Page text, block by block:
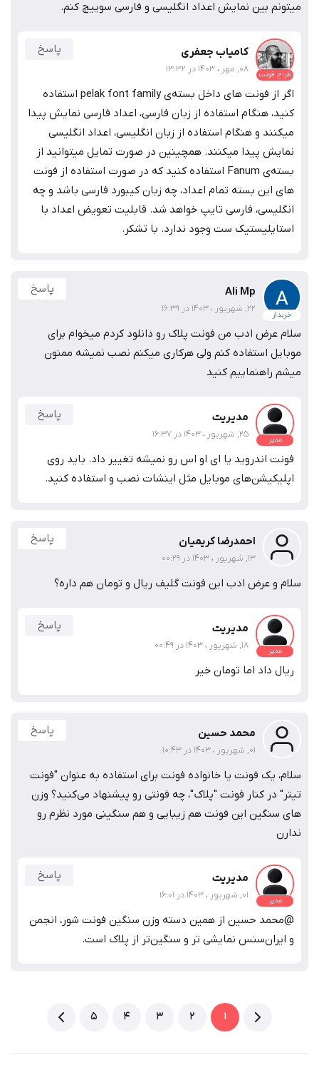
میتونم بین نمایش اعداد انگلیسی و فارسی سوییچ کنم.
طراح فونت
کامیاب جعفری
08, مهر ، 1403 در 13:32
پاسخ
اگر از فونت های داخل بسته‌ی pelak font family استفاده
کنید، هنگام استفاده از زبان فارسی، اعداد فارسی نمایش پیدا
میکنند و هنگام استفاده از زبان انگلیسی، اعداد انگلیسی
نمایش پیدا میکنند. همچینین در صورت تمایل میتوانید از
بسته‌ی Fanum استفاده کنید که در صورت استفاده از فونت
های این بسته تمام اعداد، چه زبان کیبورد فارسی باشد و چه
انگلیسی، فارسی تایپ خواهد شد. قابلیت تعویض اعداد با
استایلیستیک ست وجود ندارد. با تشکر.
خریدار
Ali Mp
22, شهریور ، 1403 در 16:39
پاسخ
سلام عرض ادب من فونت پلاک رو دانلود کردم میخوام برای
موبایل استفاده کنم ولی هرکاری میکنم نصب نمیشه ممنون
میشم راهنماییم کنید
مدیر
مدیریت
25, شهریور ، 1403 در 16:37
پاسخ
فونت اندروید یا ای او اس رو نمیشه تغییر داد. باید روی
اپلیکیشن‌های موبایل مثل اینشات نصب و استفاده کنید.
احمدرضا کریمیان
13, شهریور ، 1403 در 00:29
پاسخ
سلام و عرض ادب این فونت گلیف ریال و تومان هم داره؟
مدیر
مدیریت
18, شهریور ، 1403 در 00:49
پاسخ
ریال داد اما تومان خیر
محمد حسین
01, شهریور ، 1403 در 10:43
پاسخ
سلام، یک فونت یا خانواده فونت برای استفاده به عنوان "فونت
تیتر" در کنار فونت "پلاک"، چه فونتی رو پیشنهاد می‌کنید؟ وزن
های سنگین این فونت هم زیبایی و هم سنگینی مورد نظرم رو
ندارن
مدیر
مدیریت
01, شهریور ، 1403 در 16:01
پاسخ
@محمد حسین از همین دسته وزن سنگین فونت شور، انجمن
و ایران‌سنس نمایشی تر و سنگین‌تر از پلاک است.
1
2
3
4
5